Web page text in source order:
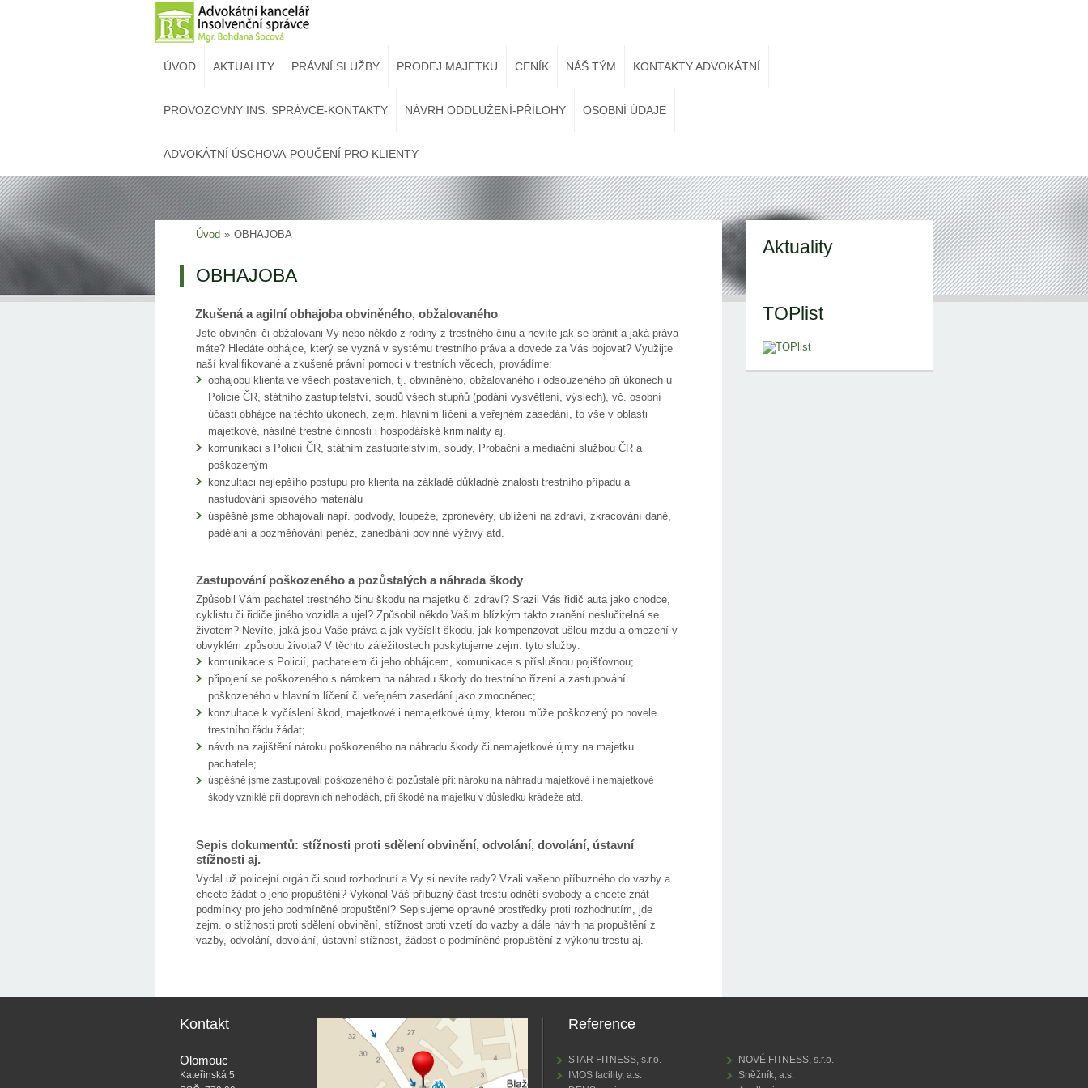
ÚVOD AKTUALITY PRÁVNÍ SLUŽBY PRODEJ MAJETKU CENÍK NÁŠ TÝM KONTAKTY ADVOKÁTNÍ
PROVOZOVNY INS. SPRÁVCE-KONTAKTY NÁVRH ODDLUŽENÍ-PŘÍLOHY OSOBNÍ ÚDAJE
ADVOKÁTNÍ ÚSCHOVA-POUČENÍ PRO KLIENTY
Aktuality
TOPlist
Úvod » OBHAJOBA
OBHAJOBA
Zkušená a agilní obhajoba obviněného, obžalovaného
Jste obviněni či obžalováni Vy nebo někdo z rodiny z trestného činu a nevíte jak se bránit a jaká práva
máte? Hledáte obhájce, který se vyzná v systému trestního práva a dovede za Vás bojovat? Využijte
naší kvalifikované a zkušené právní pomoci v trestních věcech, provádíme:
obhajobu klienta ve všech postaveních, tj. obviněného, obžalovaného i odsouzeného při úkonech u
Policie ČR, státního zastupitelství, soudů všech stupňů (podání vysvětlení, výslech), vč. osobní
účasti obhájce na těchto úkonech, zejm. hlavním líčení a veřejném zasedání, to vše v oblasti
majetkové, násilné trestné činnosti i hospodářské kriminality aj.
komunikaci s Policií ČR, státním zastupitelstvím, soudy, Probační a mediační službou ČR a
poškozeným
konzultaci nejlepšího postupu pro klienta na základě důkladné znalosti trestního případu a
nastudování spisového materiálu
úspěšně jsme obhajovali např. podvody, loupeže, zpronevěry, ublížení na zdraví, zkracování daně,
padělání a pozměňování peněz, zanedbání povinné výživy atd.
Zastupování poškozeného a pozůstalých a náhrada škody
Způsobil Vám pachatel trestného činu škodu na majetku či zdraví? Srazil Vás řidič auta jako chodce,
cyklistu či řidiče jiného vozidla a ujel? Způsobil někdo Vašim blízkým takto zranění neslučitelná se
životem? Nevíte, jaká jsou Vaše práva a jak vyčíslit škodu, jak kompenzovat ušlou mzdu a omezení v
obvyklém způsobu života? V těchto záležitostech poskytujeme zejm. tyto služby:
komunikace s Policií, pachatelem či jeho obhájcem, komunikace s příslušnou pojišťovnou;
připojení se poškozeného s nárokem na náhradu škody do trestního řízení a zastupování
poškozeného v hlavním líčení či veřejném zasedání jako zmocněnec;
konzultace k vyčíslení škod, majetkové i nemajetkové újmy, kterou může poškozený po novele
trestního řádu žádat;
návrh na zajištění nároku poškozeného na náhradu škody či nemajetkové újmy na majetku
pachatele;
úspěšně jsme zastupovali poškozeného či pozůstalé při: nároku na náhradu majetkové i nemajetkové
škody vzniklé při dopravních nehodách, při škodě na majetku v důsledku krádeže atd.
Sepis dokumentů: stížnosti proti sdělení obvinění, odvolání, dovolání, ústavní
stížnosti aj.
Vydal už policejní orgán či soud rozhodnutí a Vy si nevíte rady? Vzali vašeho příbuzného do vazby a
chcete žádat o jeho propuštění? Vykonal Váš příbuzný část trestu odnětí svobody a chcete znát
podmínky pro jeho podmíněné propuštění? Sepisujeme opravné prostředky proti rozhodnutím, jde
zejm. o stížnosti proti sdělení obvinění, stížnost proti vzetí do vazby a dále návrh na propuštění z
vazby, odvolání, dovolání, ústavní stížnost, žádost o podmíněné propuštění z výkonu trestu aj.
Kontakt
Olomouc
Kateřinská 5
Reference
STAR FITNESS, s.r.o.
NOVÉ FITNESS, s.r.o.
IMOS facility, a.s.
Sněžník, a.s.